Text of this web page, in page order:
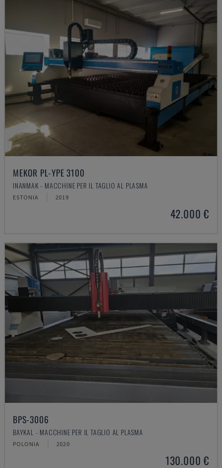
MEKOR PL-YPE 3100
INANMAK - MACCHINE PER IL TAGLIO AL PLASMA
ESTONIA 2019
42.000 €
BPS-3006
BAYKAL - MACCHINE PER IL TAGLIO AL PLASMA
POLONIA 2020
130.000 €